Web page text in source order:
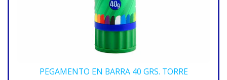
PEGAMENTO EN BARRA 40 GRS. TORRE